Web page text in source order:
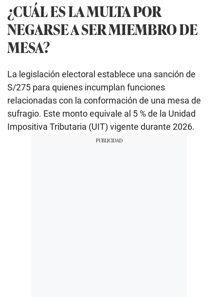
¿CUÁL ES LA MULTA POR
NEGARSE A SER MIEMBRO DE
MESA?
La legislación electoral establece una sanción de
S/275 para quienes incumplan funciones
relacionadas con la conformación de una mesa de
sufragio. Este monto equivale al 5 % de la Unidad
Impositiva Tributaria (UIT) vigente durante 2026.